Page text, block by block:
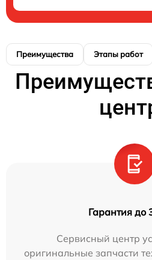
Преимущества Этапы работ
Гарантия до
Сервисный центр
оригинальные запчасти